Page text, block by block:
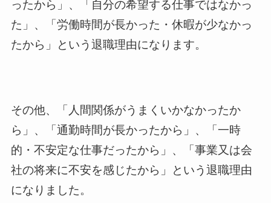
ったから」、「自分の希望する仕事ではなかっ
た」、「労働時間が長かった・休暇が少なかっ
たから」という退職理由になります。
その他、「人間関係がうまくいかなかったか
ら」、「通勤時間が長かったから」、「一時
的・不安定な仕事だったから」、「事業又は会
社の将来に不安を感じたから」という退職理由
になりました。